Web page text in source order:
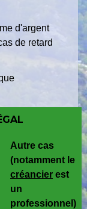
d'argent
de retard
Autre cas
(notamment le
créancier est
un
professionnel)